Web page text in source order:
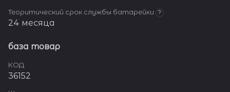
Теоритический срок службы батарейки ?
24 месяца
база товар
КОД
36152